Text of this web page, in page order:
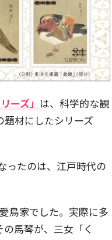
ーズ」 は、科学的な観
材にしたシリーズ
ったのは、江戸時代の
鳥家でした。実際に多
馬琴が、三女「く